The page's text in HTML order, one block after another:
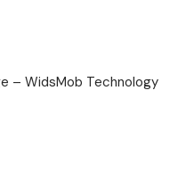
– WidsMob Technology